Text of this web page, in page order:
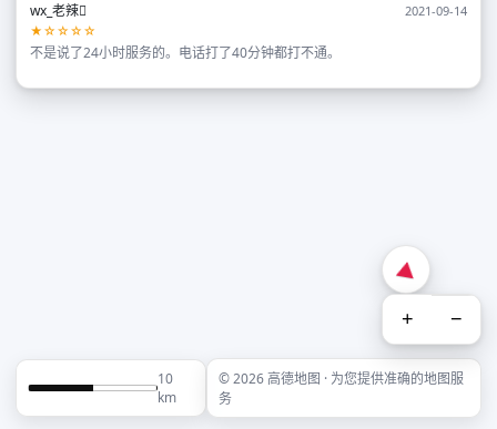
wx_老辣
2021-09-14
★☆☆☆☆
不是说了24小时服务的。电话打了40分钟都打不通。
+ −
10
km
© 2026 高德地图 · 为您提供准确的地图服
务